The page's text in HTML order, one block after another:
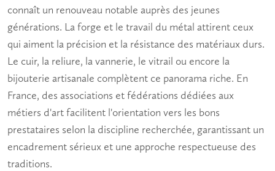
connaît un renouveau notable auprès des jeunes
générations. La forge et le travail du métal attirent ceux
qui aiment la précision et la résistance des matériaux durs.
Le cuir, la reliure, la vannerie, le vitrail ou encore la
bijouterie artisanale complètent ce panorama riche. En
France, des associations et fédérations dédiées aux
métiers d'artfacilitent l'orientation vers les bons
prestataires selon la discipline recherchée, garantissant un
encadrement sérieux et une approche respectueuse des
traditions.